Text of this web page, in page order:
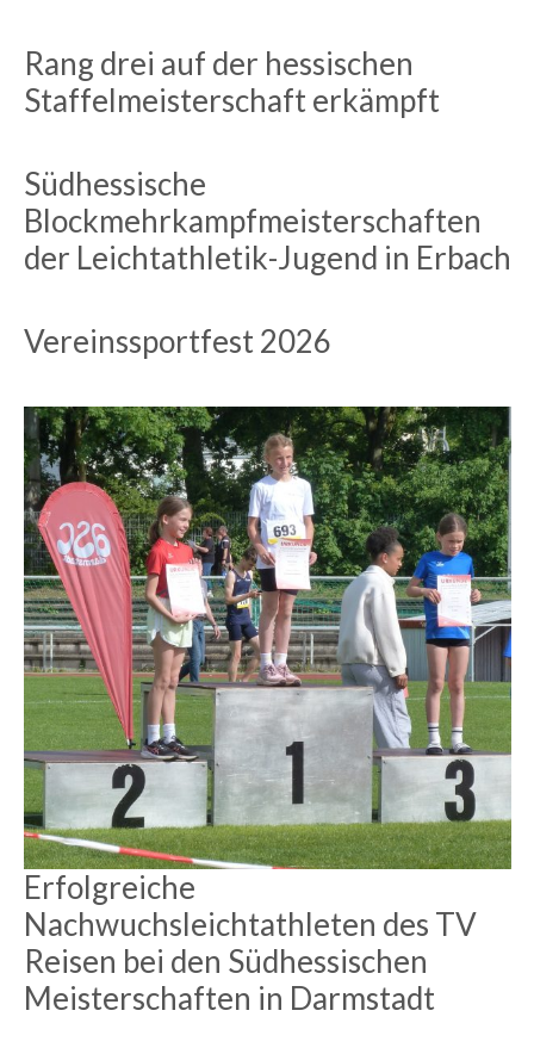
Rang drei auf der hessischen
Staffelmeisterschaft erkämpft
Südhessische
Blockmehrkampfmeisterschaften
der Leichtathletik-Jugend in Erbach
Vereinssportfest 2026
Erfolgreiche
Nachwuchsleichtathleten des TV
Reisen bei den Südhessischen
Meisterschaften in Darmstadt